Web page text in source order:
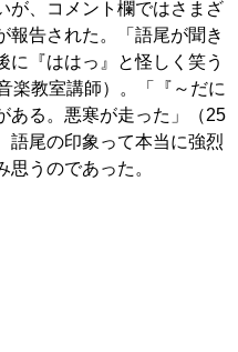
が、コメント欄ではさまざ
報告された。「語尾が聞き
に『ははっ』と怪しく笑う
楽教室講師）。「『～だに
ある。悪寒が走った」（25
語尾の印象って本当に強烈
思うのであった。